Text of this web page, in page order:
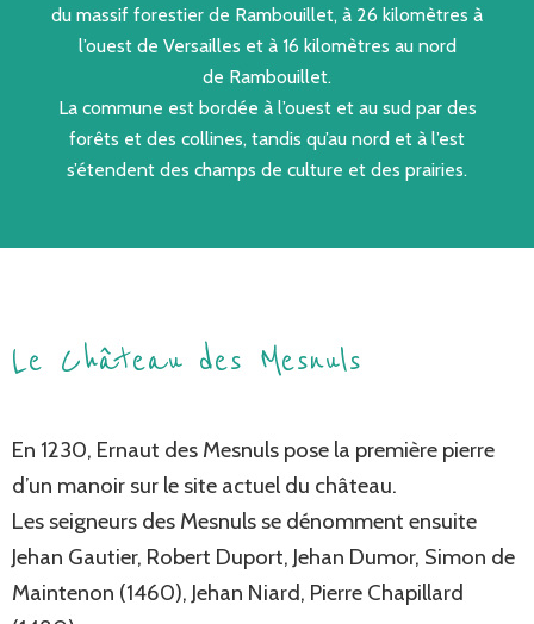
du massif forestier de Rambouillet, à 26 kilomètres à
l’ouest de Versailles et à 16 kilomètres au nord
de Rambouillet.
La commune est bordée à l’ouest et au sud par des
forêts et des collines, tandis qu’au nord et à l’est
s’étendent des champs de culture et des prairies.
Le Château des Mesnuls
En 1230, Ernaut des Mesnuls pose la première pierre
d’un manoir sur le site actuel du château.
Les seigneurs des Mesnuls se dénomment ensuite
Jehan Gautier, Robert Duport, Jehan Dumor, Simon de
Maintenon (1460), Jehan Niard, Pierre Chapillard